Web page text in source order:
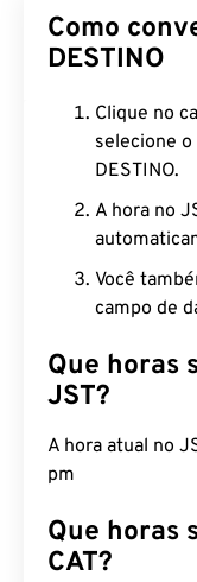
Como
DESTINO
Clique no
selecione
DESTINO.
A hora no
Você
campo de
Que horas
JST?
A hora atual no
pm
Que horas
CAT?